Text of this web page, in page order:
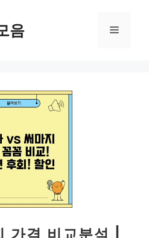
음 메
가격 비교분석 |